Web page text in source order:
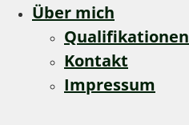
Über mich
Qualifikationen
Kontakt
Impressum